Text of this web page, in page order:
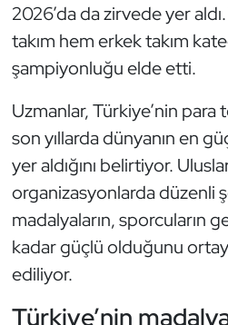
2026’da da zirvede yer
takım hem erkek takım
şampiyonluğu elde etti.
Uzmanlar, Türkiye’nin para
son yıllarda dünyanın en
yer aldığını belirtiyor.
organizasyonlarda düzenli
madalyaların, sporcuların
kadar güçlü olduğunu
ediliyor.
Türkiye’nin